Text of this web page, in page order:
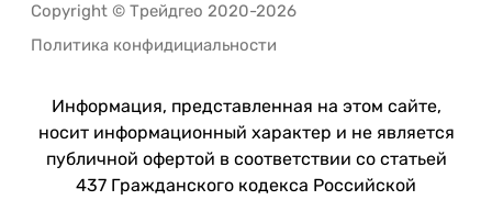
Copyright © Трейдгео 2020-2026
Политика конфидициальности
Информация, представленная на этом сайте,
носит информационный характер и не является
публичной офертой в соответствии со статьей
437 Гражданского кодекса Российской